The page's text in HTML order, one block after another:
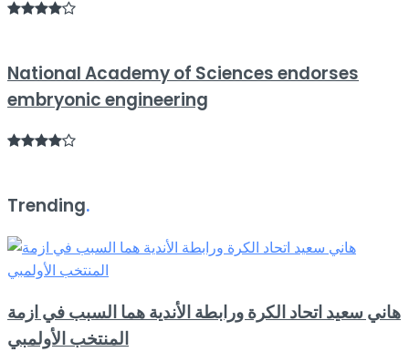
National Academy of Sciences endorses
embryonic engineering
Trending.
هاني سعيد اتحاد الكرة ورابطة الأندية هما السبب في ازمة
المنتخب الأولمبي